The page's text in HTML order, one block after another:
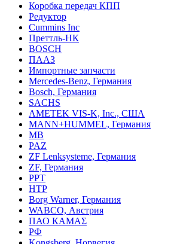
Коробка передач КПП
Редуктор
Cummins Inc
Преттль-НК
BOSCH
ПААЗ
Импортные запчасти
Mercedes-Benz, Германия
Bosch, Германия
SACHS
AMETEK VIS-K, Inc., США
MANN+HUMMEL, Германия
MB
PAZ
ZF Lenksysteme, Германия
ZF, Германия
PPT
HTP
Borg Warner, Германия
WABCO, Австрия
ПАО КАМАΣ
РФ